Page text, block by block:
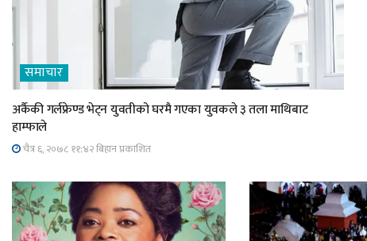
समाचार
अर्कैकी गर्लफ्रेण्ड भेट्न युवतीको घरमै गएका युवकले ३ तला माथिबाट
हाम्फाले
चैत्र ६, २०७८ ११;४२ बिहान प्रकाशित